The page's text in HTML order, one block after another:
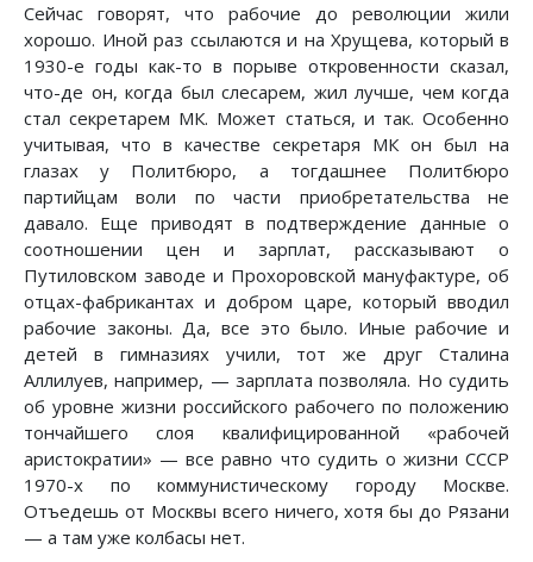
Сейчас говорят, что рабочие до революции жили
хорошо. Иной раз ссылаются и на Хрущева, который в
1930-е годы как-то в порыве откровенности сказал,
что-де он, когда был слесарем, жил лучше, чем когда
стал секретарем МК. Может статься, и так. Особенно
учитывая, что в качестве секретаря МК он был на
глазах у Политбюро, а тогдашнее Политбюро
партийцам воли по части приобретательства не
давало. Еще приводят в подтверждение данные о
соотношении цен и зарплат, рассказывают о
Путиловcком заводе и Прохоровской мануфактуре, об
отцах-фабрикантах и добром царе, который вводил
рабочие законы. Да, все это было. Иные рабочие и
детей в гимназиях учили, тот же друг Сталина
Аллилуев, например, — зарплата позволяла. Но судить
об уровне жизни российского рабочего по положению
тончайшего слоя квалифицированной «рабочей
аристократии» — все равно что судить о жизни СССР
1970-х по коммунистическому городу Москве.
Отъедешь от Москвы всего ничего, хотя бы до Рязани
— а там уже колбасы нет.